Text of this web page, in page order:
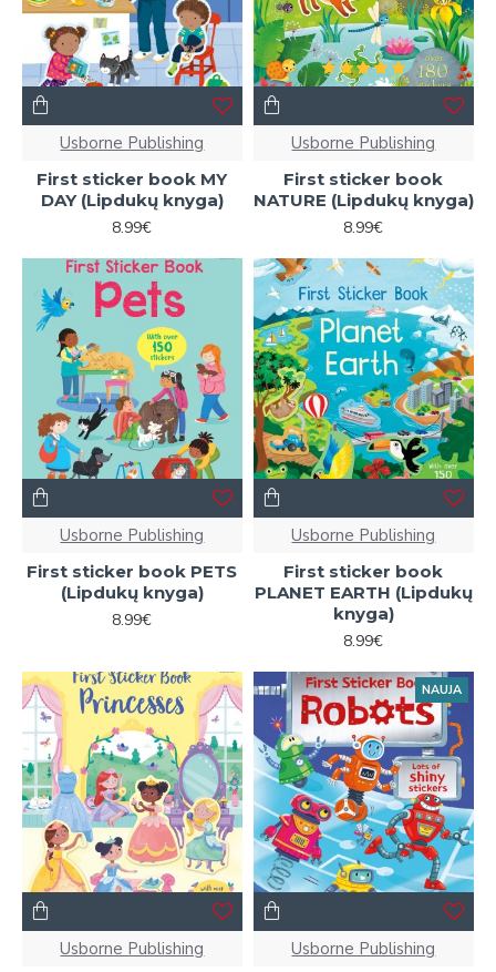
Usborne Publishing
First sticker book MY
DAY (Lipdukų knyga)
8.99€
Usborne Publishing
First sticker book
NATURE (Lipdukų knyga)
8.99€
Usborne Publishing
First sticker book PETS
(Lipdukų knyga)
8.99€
Usborne Publishing
First sticker book
PLANET EARTH (Lipdukų
knyga)
8.99€
Usborne Publishing
NAUJA
Usborne Publishing